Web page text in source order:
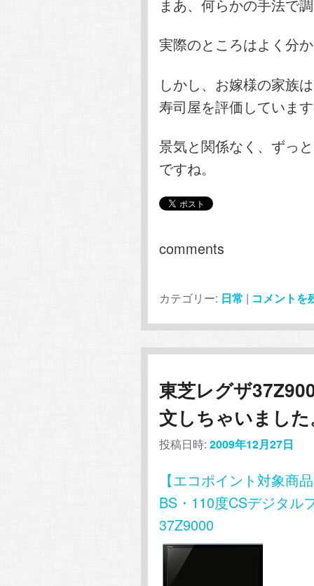
まあ、何らかの手法で
実際のところはよく分
しかし、お嫁様の家族
寿司屋を評価していま
景気と関係なく、ずっ
ですね。
comments
カテゴリー: 日常 | コメントを
東芝レグザ
文しちゃいまし
投稿日時: 2009年12月27日
【エコポイント対象商
BS・110度CSデジタル
37Z9000